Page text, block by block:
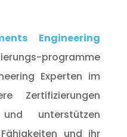
Engineering
programme
Experten im
Zertifizierungen
unterstützen
und ihr